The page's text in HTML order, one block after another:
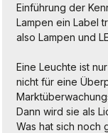
Einführung der
Lampen ein Label
also Lampen und
Eine Leuchte ist
nicht für eine
Dann wird sie als
Was hat sich noch